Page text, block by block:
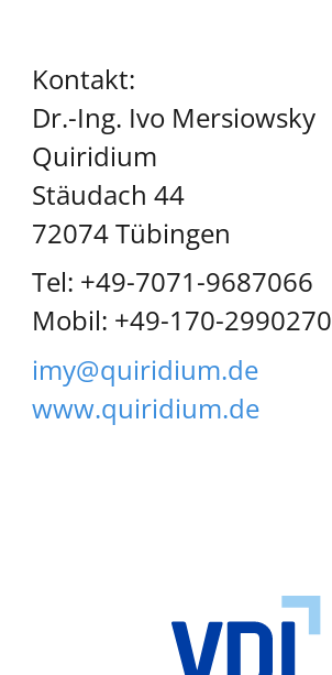
Kontakt:
Dr.-Ing. Ivo Mersiowsky
Quiridium
Stäudach 44
72074 Tübingen
Tel: +49-7071-9687066
Mobil: +49-170-2990270
imy@quiridium.de
www.quiridium.de